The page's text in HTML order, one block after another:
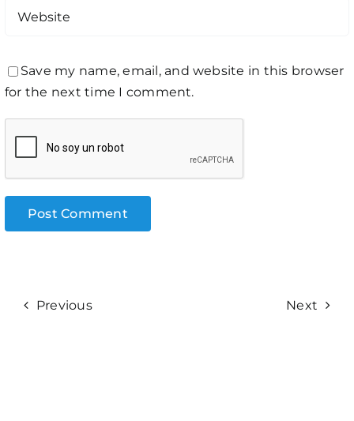
Save my name, email, and website in this browser
for the next time I comment.
Previous Next